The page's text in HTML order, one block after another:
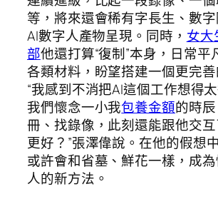
等，將來還會稀有字長生、數
AI數字人產物呈現。同時， 女大
部他還打算“復制”本身，日常平
各類材料，盼望搭建一個更完善
“我感到不消把AI這個工作想得
我們懷念一小我包養金額的時
冊、找錄像，此刻還能跟他交
更好？”張澤偉說。在他的假想
或許會和省墓、鮮花一樣，成
人的新方法。